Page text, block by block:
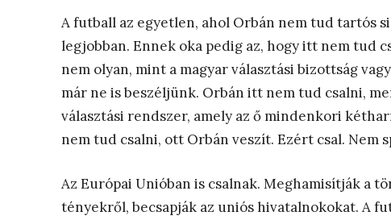
A futball az egyetlen, ahol Orbán nem tud tartós
legjobban. Ennek oka pedig az, hogy itt nem tud
nem olyan, mint a magyar választási bizottság
már ne is beszéljünk. Orbán itt nem tud csalni,
választási rendszer, amely az ő mindenkori
nem tud csalni, ott Orbán veszít. Ezért csal. Nem
Az Európai Unióban is csalnak. Meghamisítják a
tényekről, becsapják az uniós hivatalnokokat. A